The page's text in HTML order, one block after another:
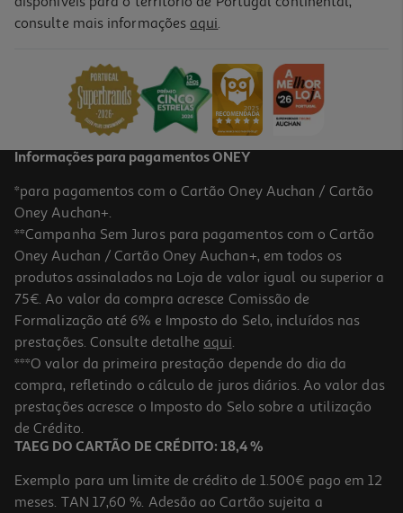
Toalhão De Banho Actuel Algodão 650 G/m2 Branco 70x140cm
14,99 €
Toalhão Banho Actuel Preto 480gr 70x140
9.99 €/un
9,99 €
consulte mais informações aqui.
Informações para pagamentos ONEY
*para pagamentos com o Cartão Oney Auchan / Cartão
Oney Auchan+.
**Campanha Sem Juros para pagamentos com o Cartão
Oney Auchan / Cartão Oney Auchan+, em todos os
produtos assinalados na Loja de valor igual ou superior a
75€. Ao valor da compra acresce Comissão de
Formalização até 6% e Imposto do Selo, incluídos nas
prestações. Consulte detalhe aqui.
***O valor da primeira prestação depende do dia da
compra, refletindo o cálculo de juros diários. Ao valor das
prestações acresce o Imposto do Selo sobre a utilização
de Crédito.
TAEG DO CARTÃO DE CRÉDITO: 18,4 %
Exemplo para um limite de crédito de 1.500€ pago em 12
meses. TAN 17,60 %. Adesão ao Cartão sujeita a